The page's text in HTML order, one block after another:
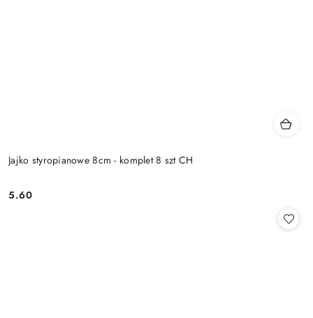
Jajko styropianowe 8cm - komplet 8 szt CH
Cena:
5.60